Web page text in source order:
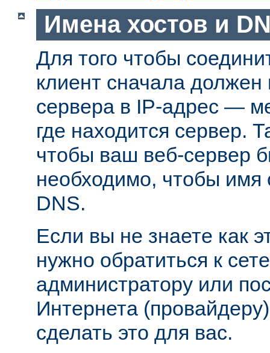
Имена хостов и
Для того чтобы
клиент сначала
сервера в IP-адрес —
где находится сервер.
чтобы ваш веб-сервер
необходимо, чтобы имя
DNS.
Если вы не знаете как
нужно обратиться к
администратору или
Интернета
сделать это для вас.